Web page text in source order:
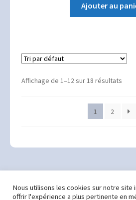
Ajouter au
Affichage de 1–12 sur 18 résultats
1 2
Nous utilisons les cookies sur notre site
offrir l'expérience a plus pertinente en